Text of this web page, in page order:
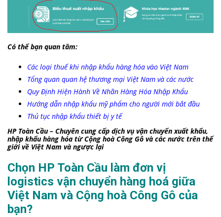
Có thể bạn quan tâm:
Các loại thuế khi nhập khẩu hàng hóa vào Việt Nam
Tổng quan quan hệ thương mại Việt Nam và các nước
Quy Định Hiện Hành Về Nhãn Hàng Hóa Nhập Khẩu
Hướng dẫn nhập khẩu mỹ phẩm cho người mới bắt đầu
Thủ tục nhập khẩu thiết bị y tế
HP Toàn Cầu – Chuyên cung cấp dịch vụ vận chuyển xuất khẩu,
nhập khẩu hàng hóa từ Cộng hoà Công Gô và các nước trên thế
giới về Việt Nam và ngược lại
Chọn HP Toàn Cầu làm đơn vị
logistics vận chuyển hàng hoá giữa
Việt Nam và Cộng hoà Công Gô của
bạn?